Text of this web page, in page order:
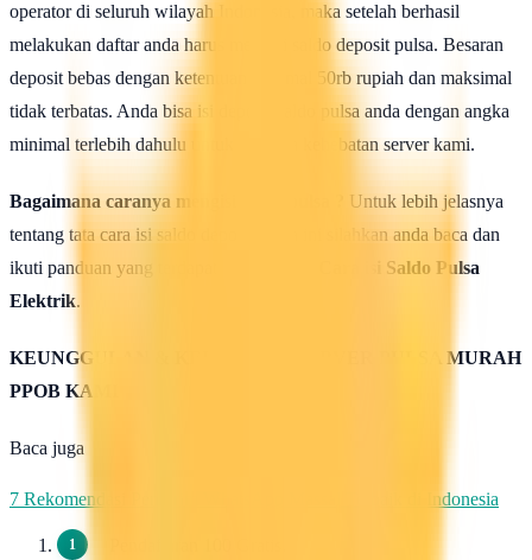
operator di seluruh wilayah Indonesia, maka setelah berhasil
melakukan daftar anda harus mengisi saldo deposit pulsa. Besaran
deposit bebas dengan ketentuan minimal 50rb rupiah dan maksimal
tidak terbatas. Anda bisa isi deposit saldo pulsa anda dengan angka
minimal terlebih dahulu untuk uji coba kehebatan server kami.
Bagaimana caranya mengisi saldo pulsa ?
Untuk lebih jelasnya
tentang tata cara isi saldo deposit pulsa ini silahkan anda baca dan
ikuti panduan yang terdapat di halaman :
Cara isi Saldo Pulsa
Elektrik.
KEUNGGULAN & KELEBIHAN SERVER PULSA MURAH
PPOB KAMI
Baca juga
7 Rekomendasi Pengirim WhatsApp Massal Terbaik di Indonesia